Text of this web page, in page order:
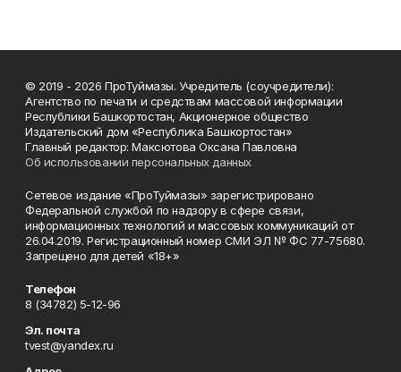
© 2019 - 2026 ПроТуймазы. Учредитель (соучредители):
Агентство по печати и средствам массовой информации
Республики Башкортостан, Акционерное общество
Издательский дом «Республика Башкортостан»
Главный редактор: Максютова Оксана Павловна
Об использовании персональных данных
Сетевое издание «ПроТуймазы» зарегистрировано
Федеральной службой по надзору в сфере связи,
информационных технологий и массовых коммуникаций от
26.04.2019. Регистрационный номер СМИ ЭЛ № ФС 77-75680.
Запрещено для детей «18+»
Телефон
8 (34782) 5-12-96
Эл. почта
tvest@yandex.ru